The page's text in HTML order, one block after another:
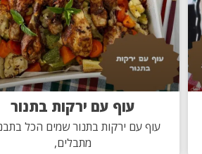
עוף עם ירקות בתנור
עוף עם ירקות בתנור שמים הכל
מתבלים,